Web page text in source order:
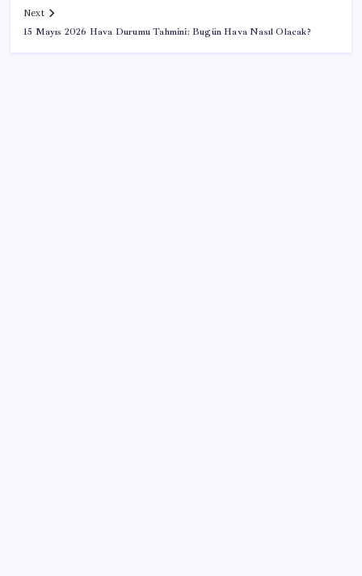
Next
15 Mayıs 2026 Hava Durumu Tahmini: Bugün Hava Nasıl Olacak?